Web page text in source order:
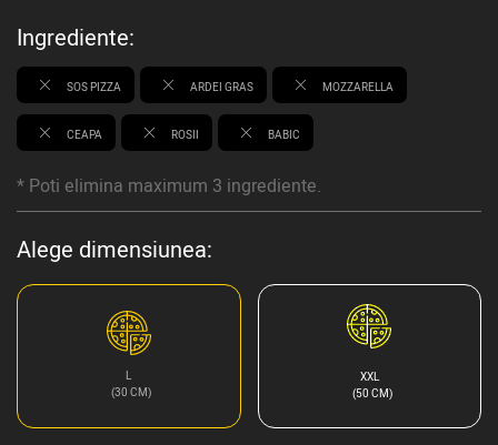
Ingrediente:
SOS PIZZA ARDEI GRAS MOZZARELLA
CEAPA ROSII BABIC
* Poti elimina maximum 3 ingrediente.
Alege dimensiunea:
L
(30 CM)
XXL
(50 CM)